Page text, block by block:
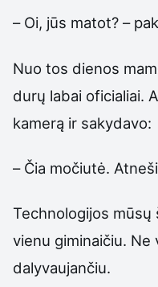
– Oi, jūs matot? –
Nuo tos dienos
durų labai oficialiai.
kamerą ir sakydavo:
– Čia močiutė.
Technologijos
vienu giminaičiu.
dalyvaujančiu.